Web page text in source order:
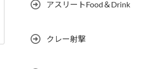
アスリートFood＆Drink
クレー射撃